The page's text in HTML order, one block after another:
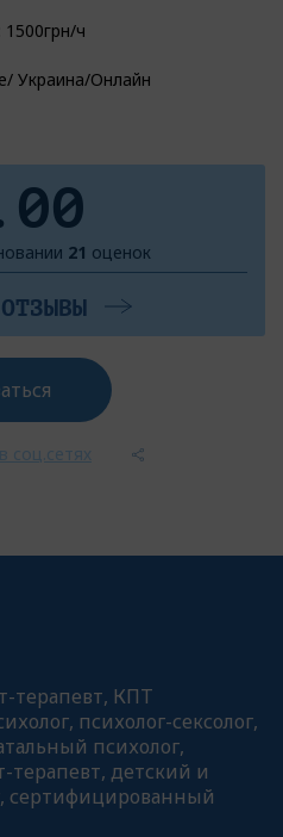
ч
Украина/Онлайн
21 оценок
соц.сетях
терапевт, КПТ
психолог-сексолог,
психолог,
детский и
сертифицированный